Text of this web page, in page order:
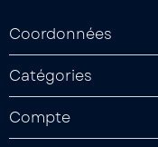
Coordonnées
Catégories
Compte